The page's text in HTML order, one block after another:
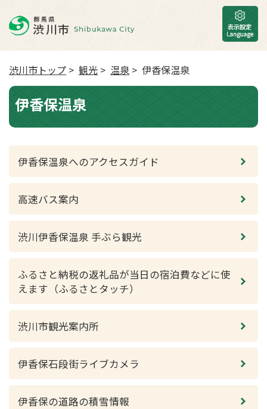
渋川市トップ > 観光 > 温泉 > 伊香保温泉
伊香保温泉
伊香保温泉へのアクセスガイド
高速バス案内
渋川伊香保温泉 手ぶら観光
ふるさと納税の返礼品が当日の宿泊費などに使
えます（ふるさとタッチ）
渋川市観光案内所
伊香保石段街ライブカメラ
伊香保の道路の積雪情報